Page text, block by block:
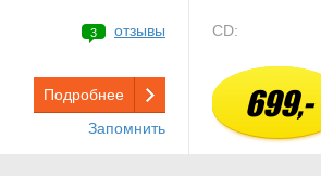
3 отзывы
Подробнее
Запомнить
CD:
699,-